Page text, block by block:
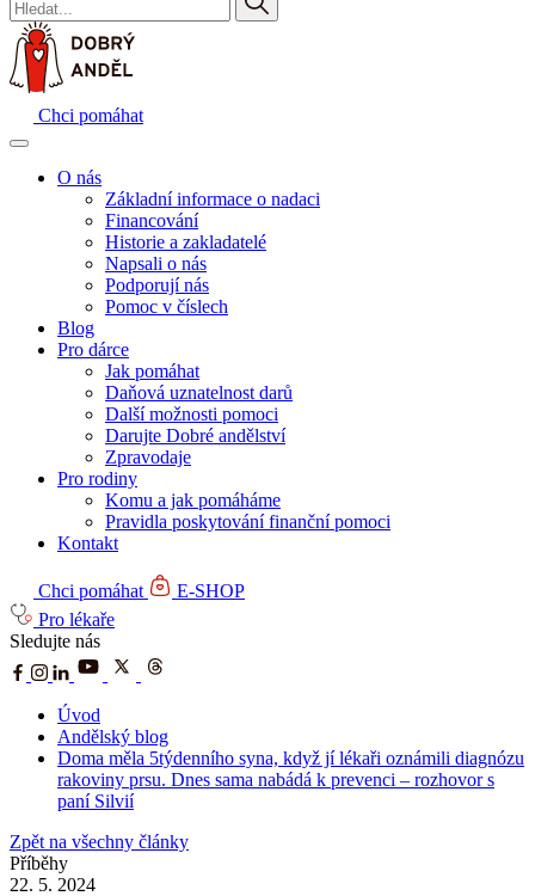
Chci pomáhat
O nás
Základní informace o nadaci
Financování
Historie a zakladatelé
Napsali o nás
Podporují nás
Pomoc v číslech
Blog
Pro dárce
Jak pomáhat
Daňová uznatelnost darů
Další možnosti pomoci
Darujte Dobré andělství
Zpravodaje
Pro rodiny
Komu a jak pomáháme
Pravidla poskytování finanční pomoci
Kontakt
Chci pomáhat
E-SHOP
Pro lékaře
Sledujte nás
Úvod
Andělský blog
Doma měla 5týdenního syna, když jí lékaři oznámili diagnózu
rakoviny prsu. Dnes sama nabádá k prevenci – rozhovor s
paní Silvií
Zpět na všechny články
Příběhy
22. 5. 2024